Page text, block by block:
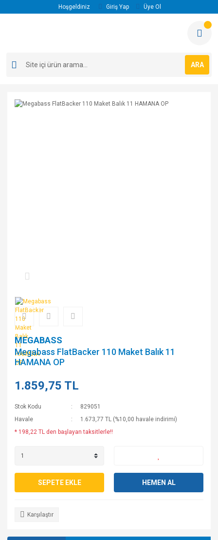
Hoşgeldiniz Giriş Yap Üye Ol
ARA
MEGABASS
Megabass FlatBacker 110 Maket Balık 11
HAMANA OP
1.859,75 TL
Stok Kodu
829051
Havale
1.673,77 TL (%10,00 havale indirimi)
* 198,22 TL den başlayan taksitlerle!!
SEPETE EKLE HEMEN AL
Karşılaştır